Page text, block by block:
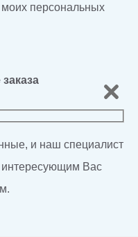
моих персональных
и наш специалист
интересующим Вас